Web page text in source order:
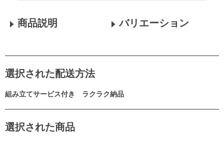
商品説明 バリエーション
選択された配送方法
組み立てサービス付き ラクラク納品
選択された商品